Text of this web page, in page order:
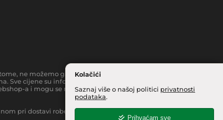
Kolačići
Saznaj više o našoj politici privatnosti
podataka.
Prihvaćam sve
ne možemo garantirati da su svi navedeni podaci i slike
Sve cijene su informativnog karaktera i podložne su
a i mogu se razlikovati od cijena u našim
pri dostavi robe na kućnu adresu, moguća je manja